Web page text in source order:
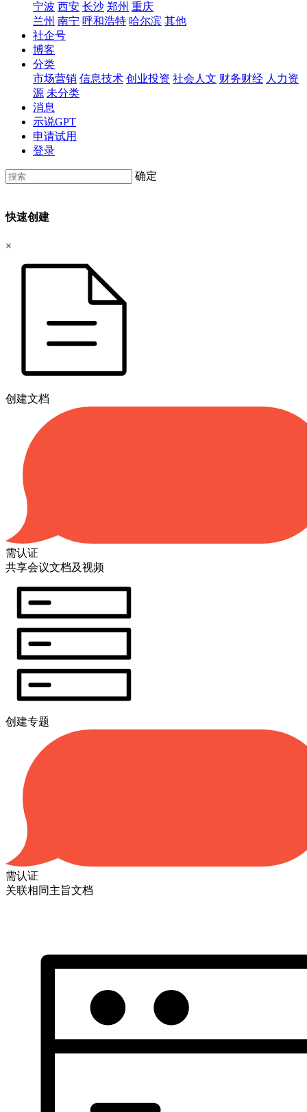
宁波 西安 长沙 郑州 重庆
兰州 南宁 呼和浩特 哈尔滨 其他
社企号
博客
分类
市场营销 信息技术 创业投资 社会人文 财务财经 人力资
源 未分类
消息
示说GPT
申请试用
登录
确定
快速创建
×
创建文档
需认证
共享会议文档及视频
创建专题
需认证
关联相同主旨文档